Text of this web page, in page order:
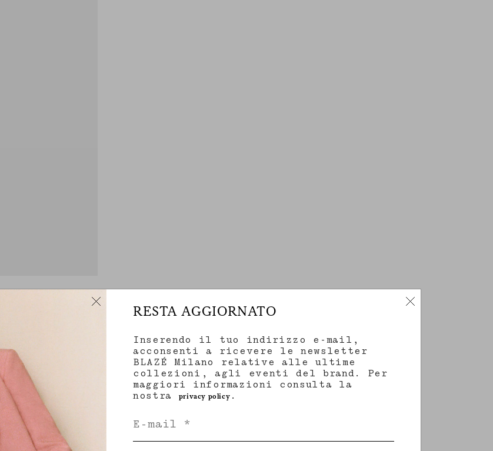
RESTA AGGIORNATO
Inserendo il tuo indirizzo e-mail,
acconsenti a ricevere le newsletter
BLAZÉ Milano relative alle ultime
collezioni, agli eventi del brand. Per
maggiori informazioni consulta la
nostra
privacy policy .